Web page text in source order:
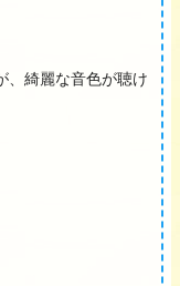
、綺麗な音色が聴け